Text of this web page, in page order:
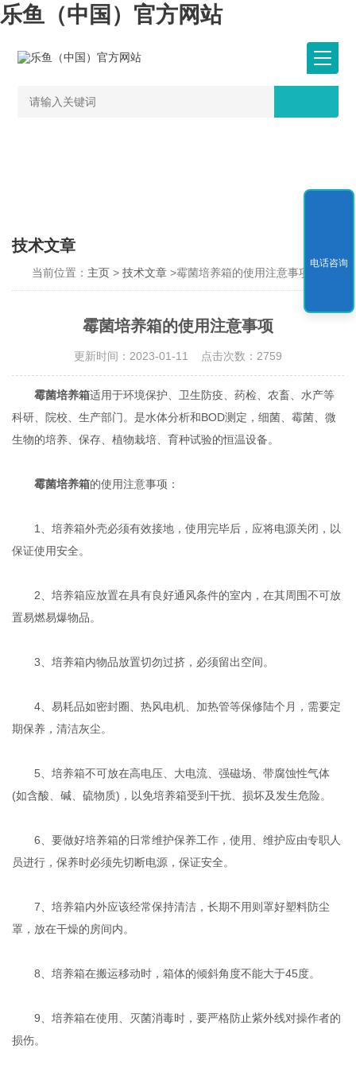
乐鱼（中国）官方网站
技术文章
当前位置： 主页 >技术文章 >霉菌培养箱的使用注意事项
霉菌培养箱的使用注意事项
更新时间：2023-01-11 点击次数：2759
霉菌培养箱适用于环境保护、卫生防疫、药检、农畜、水产等
科研、院校、生产部门。是水体分析和BOD测定，细菌、霉菌、微
生物的培养、保存、植物栽培、育种试验的恒温设备。
霉菌培养箱的使用注意事项：
1、培养箱外壳必须有效接地，使用完毕后，应将电源关闭，以
保证使用安全。
2、培养箱应放置在具有良好通风条件的室内，在其周围不可放
置易燃易爆物品。
3、培养箱内物品放置切勿过挤，必须留出空间。
4、易耗品如密封圈、热风电机、加热管等保修陆个月，需要定
期保养，清洁灰尘。
5、培养箱不可放在高电压、大电流、强磁场、带腐蚀性气体
(如含酸、碱、硫物质)，以免培养箱受到干扰、损坏及发生危险。
6、要做好培养箱的日常维护保养工作，使用、维护应由专职人
员进行，保养时必须先切断电源，保证安全。
7、培养箱内外应该经常保持清洁，长期不用则罩好塑料防尘
罩，放在干燥的房间内。
8、培养箱在搬运移动时，箱体的倾斜角度不能大于45度。
9、培养箱在使用、灭菌消毒时，要严格防止紫外线对操作者的
损伤。
电话咨询